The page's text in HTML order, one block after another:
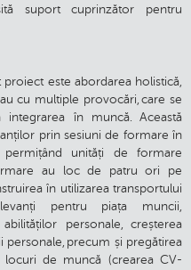
suport cuprinzător pentru
este abordarea holistică,
cu multiple provocări, care se
în muncă. Această
prin sesiuni de formare în
unități de formare
au loc de patru ori pe
în utilizarea transportului
pentru piața muncii,
personale, creșterea
personale, precum și pregătirea
de muncă (crearea CV-